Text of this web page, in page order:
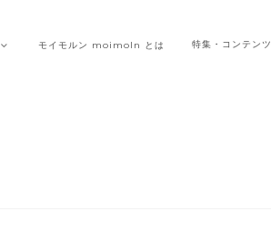
モイモルン moimoln とは 特集・ コンテンツ